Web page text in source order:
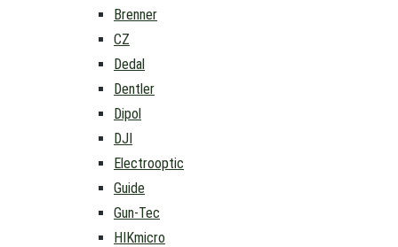
Brenner
CZ
Dedal
Dentler
Dipol
DJI
Electrooptic
Guide
Gun-Tec
HIKmicro